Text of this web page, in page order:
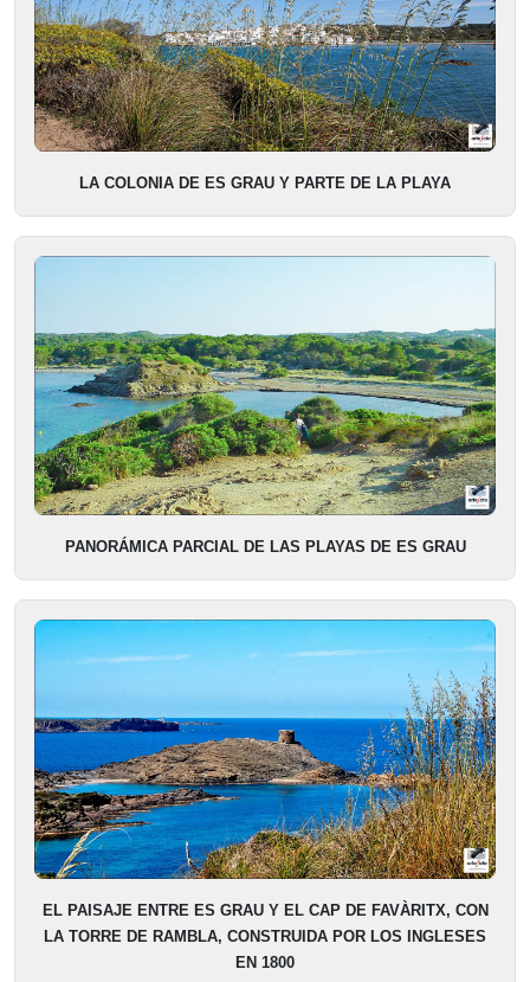
LA COLONIA DE ES GRAU Y PARTE DE LA PLAYA
PANORÁMICA PARCIAL DE LAS PLAYAS DE ES GRAU
EL PAISAJE ENTRE ES GRAU Y EL CAP DE FAVÀRITX, CON
LA TORRE DE RAMBLA, CONSTRUIDA POR LOS INGLESES
EN 1800